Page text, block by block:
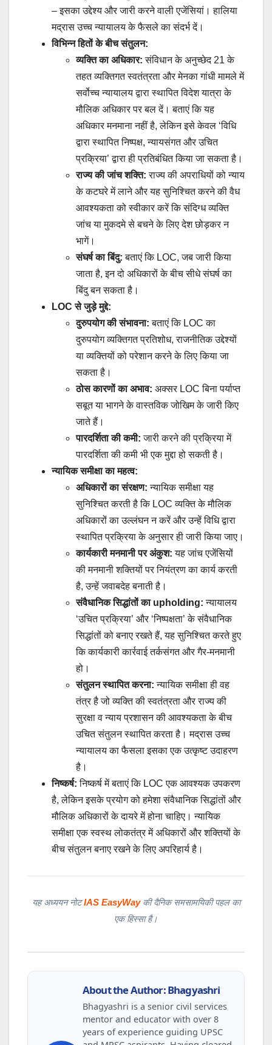
– इसका उद्देश्य और जारी करने वाली एजेंसियां। हालिया
मद्रास उच्च न्यायालय के फैसले का संदर्भ दें।
विभिन्न हितों के बीच संतुलन:
व्यक्ति का अधिकार: संविधान के अनुच्छेद 21 के
तहत व्यक्तिगत स्वतंत्रता और मेनका गांधी मामले में
सर्वोच्च न्यायालय द्वारा स्थापित विदेश यात्रा के
मौलिक अधिकार पर बल दें। बताएं कि यह
अधिकार मनमाना नहीं है, लेकिन इसे केवल ‘विधि
द्वारा स्थापित निष्पक्ष, न्यायसंगत और उचित
प्रक्रिया’ द्वारा ही प्रतिबंधित किया जा सकता है।
राज्य की जांच शक्ति: राज्य की अपराधियों को न्याय
के कटघरे में लाने और यह सुनिश्चित करने की वैध
आवश्यकता को स्वीकार करें कि संदिग्ध व्यक्ति
जांच या मुकदमे से बचने के लिए देश छोड़कर न
भागें।
संघर्ष का बिंदु: बताएं कि LOC, जब जारी किया
जाता है, इन दो अधिकारों के बीच सीधे संघर्ष का
बिंदु बन सकता है।
LOC से जुड़े मुद्दे:
दुरुपयोग की संभावना: बताएं कि LOC का
दुरुपयोग व्यक्तिगत प्रतिशोध, राजनीतिक उद्देश्यों
या व्यक्तियों को परेशान करने के लिए किया जा
सकता है।
ठोस कारणों का अभाव: अक्सर LOC बिना पर्याप्त
सबूत या भागने के वास्तविक जोखिम के जारी किए
जाते हैं।
पारदर्शिता की कमी: जारी करने की प्रक्रिया में
पारदर्शिता की कमी भी एक मुद्दा हो सकती है।
न्यायिक समीक्षा का महत्व:
अधिकारों का संरक्षण: न्यायिक समीक्षा यह
सुनिश्चित करती है कि LOC व्यक्ति के मौलिक
अधिकारों का उल्लंघन न करें और उन्हें विधि द्वारा
स्थापित प्रक्रिया के अनुसार ही जारी किया जाए।
कार्यकारी मनमानी पर अंकुश: यह जांच एजेंसियों
की मनमानी शक्तियों पर नियंत्रण का कार्य करती
है, उन्हें जवाबदेह बनाती है।
संवैधानिक सिद्धांतों का upholding: न्यायालय
‘उचित प्रक्रिया’ और ‘निष्पक्षता’ के संवैधानिक
सिद्धांतों को बनाए रखते हैं, यह सुनिश्चित करते हुए
कि कार्यकारी कार्रवाई तर्कसंगत और गैर-मनमानी
हो।
संतुलन स्थापित करना: न्यायिक समीक्षा ही वह
तंत्र है जो व्यक्ति की स्वतंत्रता और राज्य की
सुरक्षा व न्याय प्रशासन की आवश्यकता के बीच
उचित संतुलन स्थापित करता है। मद्रास उच्च
न्यायालय का फैसला इसका एक उत्कृष्ट उदाहरण
है।
निष्कर्ष: निष्कर्ष में बताएं कि LOC एक आवश्यक उपकरण
है, लेकिन इसके प्रयोग को हमेशा संवैधानिक सिद्धांतों और
मौलिक अधिकारों के दायरे में होना चाहिए। न्यायिक
समीक्षा एक स्वस्थ लोकतंत्र में अधिकारों और शक्तियों के
बीच संतुलन बनाए रखने के लिए अपरिहार्य है।
यह अध्ययन नोटIAS EasyWayकी दैनिक समसामयिकी पहल का
एक हिस्सा है।
About the Author: Bhagyashri
Bhagyashri is a senior civil services
mentor and educator with over 8
years of experience guiding UPSC